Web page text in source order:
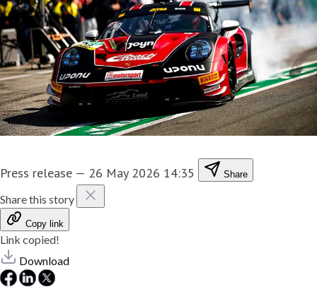
Press release — 26 May 2026 14:35 Share
Share this story
Copy link
Link copied!
Download